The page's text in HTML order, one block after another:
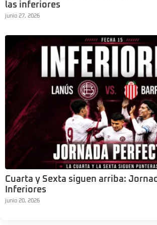
las inferiores
junio 27, 2026
Cuarta y Sexta siguen arriba:
Inferiores
junio 20, 2026